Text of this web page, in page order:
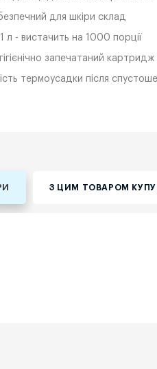
для шкіри склад
л - вистачить на 1000 порції
запечатаний
термоусадки після
З ЦИМ ТОВАРОМ